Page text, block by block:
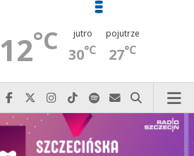
12°C jutro
30°C
pojutrze
27°C
Najlepiej po prostu do nas zadzwoń
Odwiedź nas na Facebook-u
Odwiedź nas na X
Odwiedź nas na Instagram-ie
Odwiedź nas na TikTok-u
Szukaj nas na Spotify
Wyślij do nas
Szukaj